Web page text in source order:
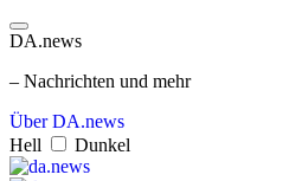
DA.news
– Nachrichten und mehr
Über DA.news
Hell
Dunkel